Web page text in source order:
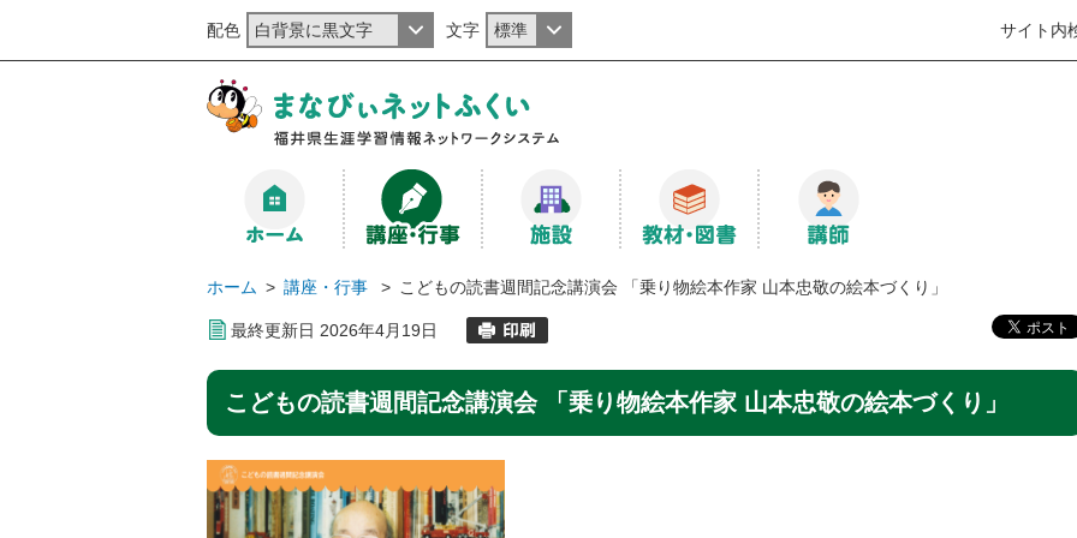
配色 文字 サイト内
ホーム > 講座・行事 > こどもの読書週間記念講演会 「乗り物絵本作家 山本忠敬の絵本づくり」
最終更新日 2026年4月 19日
こどもの読書週間記念講演会 「乗り物絵本作家 山本忠敬の絵本づくり」